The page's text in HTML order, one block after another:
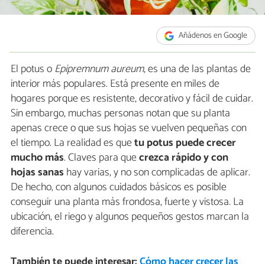
Añádenos en Google
El potus oEpipremnum aureum, es una de las plantas de
interior más populares. Está presente en miles de
hogares porque es resistente, decorativo y fácil de cuidar.
Sin embargo, muchas personas notan que su planta
apenas crece o que sus hojas se vuelven pequeñas con
el tiempo. La realidad es quetu potus puede crecer
mucho más. Claves para quecrezca rápido y con
hojas sanas hay varias, y no son complicadas de aplicar.
De hecho, con algunos cuidados básicos es posible
conseguir una planta más frondosa, fuerte y vistosa. La
ubicación, el riego y algunos pequeños gestos marcan la
diferencia.